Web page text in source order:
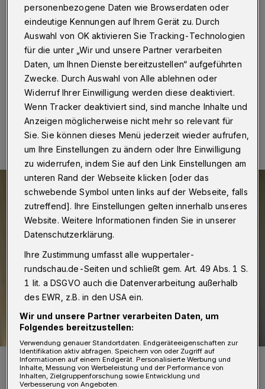
Wuppertal·Die „Musikalische Kaffeetafel“ wird am
21. Januar 2024 (Sonntag) ab 15:30 Uhr im
Mendelssohn Saal der Historischen Stadthalle
Wuppertal gedeckt.
10.01.2024 , 13:00 Uhr Eine Minute Lesezeit
Moderatorin Annika Boos.
Foto: Bettina Osswald
personenbezogene Daten wie Browserdaten oder
eindeutige Kennungen auf Ihrem Gerät zu. Durch
Auswahl von OK aktivieren Sie Tracking-Technologien
für die unter „Wir und unsere Partner verarbeiten
Daten, um Ihnen Dienste bereitzustellen“ aufgeführten
Zwecke. Durch Auswahl von Alle ablehnen oder
Widerruf Ihrer Einwilligung werden diese deaktiviert.
Wenn Tracker deaktiviert sind, sind manche Inhalte und
Anzeigen möglicherweise nicht mehr so relevant für
Sie. Sie können dieses Menü jederzeit wieder aufrufen,
um Ihre Einstellungen zu ändern oder Ihre Einwilligung
zu widerrufen, indem Sie auf den Link Einstellungen am
unteren Rand der Webseite klicken [oder das
schwebende Symbol unten links auf der Webseite, falls
zutreffend]. Ihre Einstellungen gelten innerhalb unseres
Website. Weitere Informationen finden Sie in unserer
Datenschutzerklärung.
Ihre Zustimmung umfasst alle wuppertaler-
rundschau.de-Seiten und schließt gem. Art. 49 Abs. 1 S.
1 lit. a DSGVO auch die Datenverarbeitung außerhalb
des EWR, z.B. in den USA ein.
Wir und unsere Partner verarbeiten Daten, um
Folgendes bereitzustellen:
Verwendung genauer Standortdaten. Endgeräteeigenschaften zur
Identifikation aktiv abfragen. Speichern von oder Zugriff auf
Informationen auf einem Endgerät. Personalisierte Werbung und
Inhalte, Messung von Werbeleistung und der Performance von
Inhalten, Zielgruppenforschung sowie Entwicklung und
Verbesserung von Angeboten.